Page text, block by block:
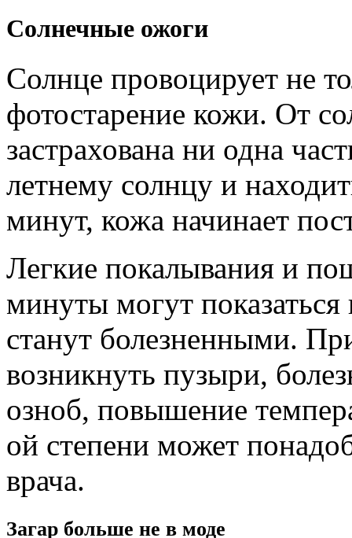
Солнечные ожоги
Солнце провоцирует не
фотостарение кожи. От
застрахована ни одна
летнему солнцу и
минут, кожа начинает
Легкие покалывания и
минуты могут
станут болезненными.
возникнуть пузыри,
озноб, повышение
ой степени может
врача.
Загар больше не в моде